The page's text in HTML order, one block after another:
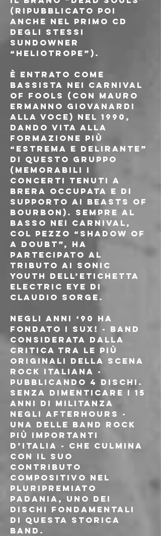
(ripubblicato poi
anche nel primo CD
degli stessi
Sundowner
“Heliotrope”).
È entrato come
bassista nei Carnival
of Fools (con Mauro
Ermanno Giovanardi
alla voce) nel 1990,
dando vita alla
formazione più
“estrema e delirante”
di questo gruppo
(memorabili i
concerti tenuti a
Brera occupata e di
supporto ai Beasts of
Bourbon). Sempre al
basso nei Carnival,
col pezzo “Shadow of
a doubt”, ha
partecipato al
tributo ai Sonic
Youth dell’etichetta
Electric Eye di
Claudio Sorge.
Negli anni ‘90 ha
fondato i Sux! - band
considerata dalla
critica tra le più
originali della scena
rock italiana -
pubblicando 4 dischi.
Senza dimenticare i 15
anni di militanza
negli Afterhours -
una delle band rock
più importanti
d’Italia - che culmina
con il suo
contributo
compositivo nel
pluripremiato
Padania, uno dei
dischi fondamentali
di questa storica
band.